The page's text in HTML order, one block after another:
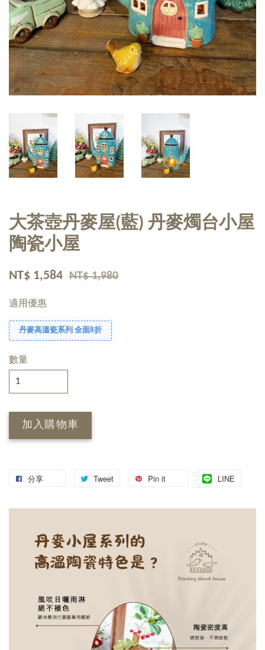
大茶壺丹麥屋(藍) 丹麥燭台小屋
陶瓷小屋
NT$ 1,584 NT$ 1,980
適用優惠
丹麥高溫瓷系列 全面8折
數量
加入購物車
分享 Tweet Pin it LINE